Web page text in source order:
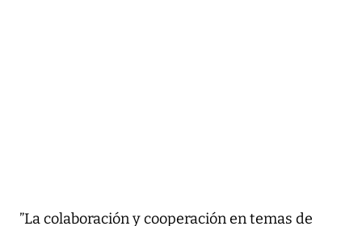
”La colaboración y cooperación en temas de